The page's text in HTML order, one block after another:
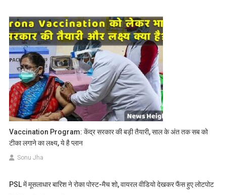
Vaccination Program: केंद्र सरकार की बड़ी तैयारी, साल के अंत तक सब को
टीका लगाने का लक्ष्य, ये है प्लान
Sonu Jha
PSL में मूसलाधार बारिश ने रोका पोस्ट-मैच शो, वायरल वीडियो देखकर फैंस हुए लोटपोट